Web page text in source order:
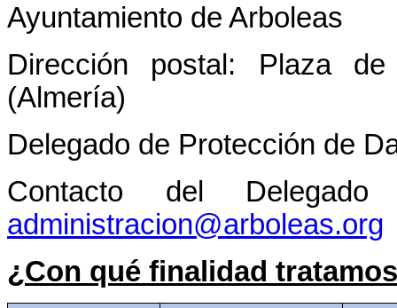
Ayuntamiento de Arboleas
Dirección postal: Plaza
(Almería)
Delegado de Protección de
Contacto del
administracion@arboleas.org
¿Con qué finalidad